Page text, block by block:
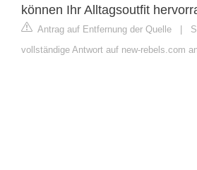
können Ihr Alltagsoutfit
Antrag auf Entfernung der Quelle |
vollständige Antwort auf new-rebels.com